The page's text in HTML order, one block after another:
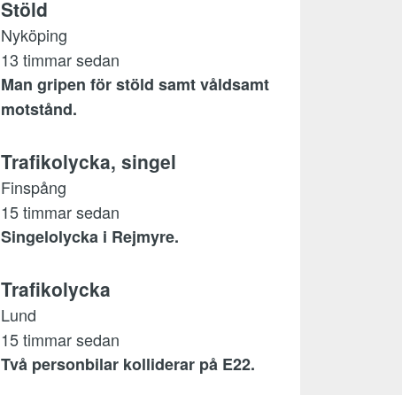
Stöld
Nyköping
13 timmar sedan
Man gripen för stöld samt våldsamt
motstånd.
Trafikolycka, singel
Finspång
15 timmar sedan
Singelolycka i Rejmyre.
Trafikolycka
Lund
15 timmar sedan
Två personbilar kolliderar på E22.